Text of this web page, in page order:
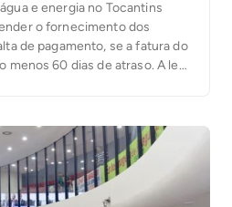
e energia no Tocantins
o fornecimento dos
de pagamento, se a fatura do
menos 60 dias de atraso. A lei